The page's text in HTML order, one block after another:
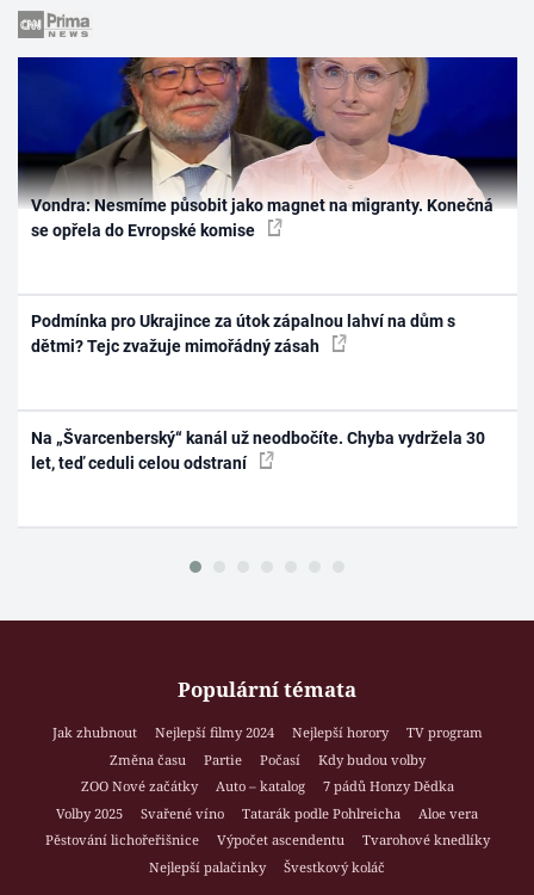
Vondra: Nesmíme působit jako magnet na migranty. Konečná
se opřela do Evropské komise
Podmínka pro Ukrajince za útok zápalnou lahví na dům s
dětmi? Tejc zvažuje mimořádný zásah
Na „Švarcenberský“ kanál už neodbočíte. Chyba vydržela 30
let, teď ceduli celou odstraní
Populární témata
Jak zhubnout Nejlepší filmy 2024 Nejlepší horory
TV program
Změna času
Partie Počasí
Kdy budou volby
ZOO Nové začátky
Auto – katalog
7 pádů Honzy Dědka
Volby 2025
Svařené víno Tatarák podle Pohlreicha
Aloe vera
Pěstování lichořeřišnice
Výpočet ascendentu
Tvarohové knedlíky
Nejlepší palačinky
Švestkový koláč